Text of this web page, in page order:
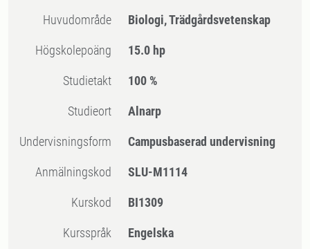
Huvudområde Biologi, Trädgårdsvetenskap
högskolepoäng 15.0 hp
Studietakt 100 %
Studieort Alnarp
Undervisningsform Campusbaserad undervisning
Anmälningskod SLU-M1114
Kurskod BI1309
Kursspråk Engelska